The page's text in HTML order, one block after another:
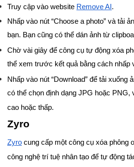
Truy cập vào website Remove AI .
Nhấp vào nút “Choose a photo” và tải
bạn. Bạn cũng có thể dán ảnh từ
Chờ vài giây để công cụ tự động xóa
thể xem trước kết quả bằng cách nhấp
Nhấp vào nút “Download” để tải xuống
có thể chọn định dạng JPG hoặc PNG,
cao hoặc thấp.
Zyro
Zyro cung cấp một công cụ xóa phông
công nghệ trí tuệ nhân tạo để tự động